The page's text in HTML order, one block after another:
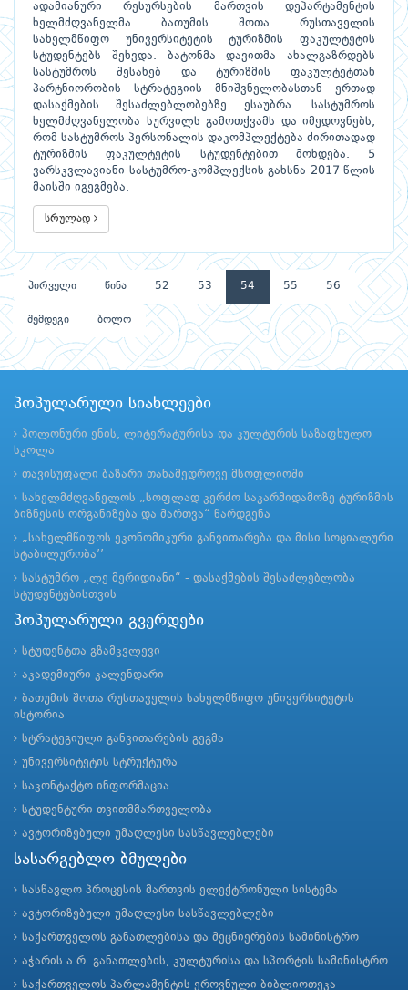
ადამიანური რესურსების მართვის დეპარტამენტის
ხელმძღვანელმა ბათუმის შოთა რუსთაველის
სახელმწიფო უნივერსიტეტის ტურიზმის ფაკულტეტის
სტუდენტებს შეხვდა. ბატონმა დავითმა ახალგაზრდებს
სასტუმროს შესახებ და ტურიზმის ფაკულტეტთან
პარტნიორობის სტრატეგიის მნიშვნელობასთან ერთად
დასაქმების შესაძლებლობებზე ესაუბრა. სასტუმროს
ხელმძღვანელობა სურვილს გამოთქვამს და იმედოვნებს,
რომ სასტუმროს პერსონალის დაკომპლექტება ძირითადად
ტურიზმის ფაკულტეტის სტუდენტებით მოხდება. 5
ვარსკვლავიანი სასტუმრო-კომპლექსის გახსნა 2017 წლის
მაისში იგეგმება.
სრულად
პირველი წინა 52 53 54 55 56
შემდეგი ბოლო
პოპულარული სიახლეები
პოლონური ენის, ლიტერატურისა და კულტურის საზაფხულო
სკოლა
თავისუფალი ბაზარი თანამედროვე მსოფლიოში
სახელმძღვანელოს „სოფლად კერძო საკარმიდამოზე ტურიზმის
ბიზნესის ორგანიზება და მართვა“ წარდგენა
„სახელმწიფოს ეკონომიკური განვითარება და მისი სოციალური
სტაბილურობა’’
სასტუმრო „ლე მერიდიანი“ - დასაქმების შესაძლებლობა
სტუდენტებისთვის
პოპულარული გვერდები
სტუდენტთა გზამკვლევი
აკადემიური კალენდარი
ბათუმის შოთა რუსთაველის სახელმწიფო უნივერსიტეტის
ისტორია
სტრატეგიული განვითარების გეგმა
უნივერსიტეტის სტრუქტურა
საკონტაქტო ინფორმაცია
სტუდენტური თვითმმართველობა
ავტორიზებული უმაღლესი სასწავლებლები
სასარგებლო ბმულები
სასწავლო პროცესის მართვის ელექტრონული სისტემა
ავტორიზებული უმაღლესი სასწავლებლები
საქართველოს განათლებისა და მეცნიერების სამინისტრო
აჭარის ა.რ. განათლების, კულტურისა და სპორტის სამინისტრო
საქართველოს პარლამენტის ეროვნული ბიბლიოთეკა